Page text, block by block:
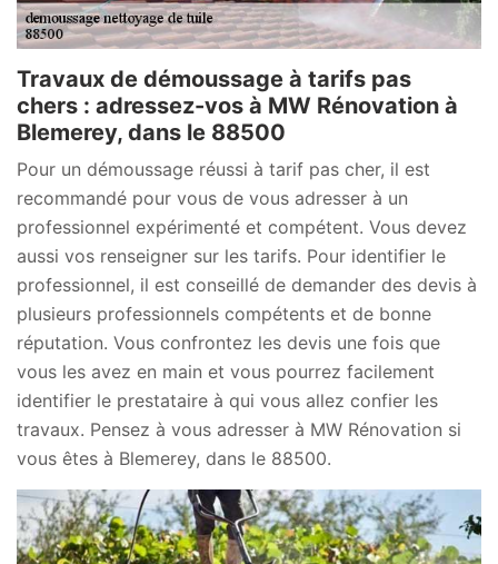
Travaux de démoussage à tarifs pas
chers : adressez-vos à MW Rénovation à
Blemerey, dans le 88500
Pour un démoussage réussi à tarif pas cher, il est
recommandé pour vous de vous adresser à un
professionnel expérimenté et compétent. Vous devez
aussi vos renseigner sur les tarifs. Pour identifier le
professionnel, il est conseillé de demander des devis à
plusieurs professionnels compétents et de bonne
réputation. Vous confrontez les devis une fois que
vous les avez en main et vous pourrez facilement
identifier le prestataire à qui vous allez confier les
travaux. Pensez à vous adresser à MW Rénovation si
vous êtes à Blemerey, dans le 88500.